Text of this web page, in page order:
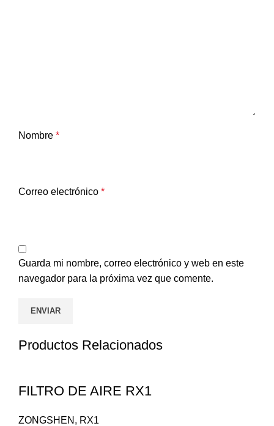
Nombre *
Correo electrónico *
Guarda mi nombre, correo electrónico y web en este
navegador para la próxima vez que comente.
Productos Relacionados
FILTRO DE AIRE RX1
ZONGSHEN , RX1